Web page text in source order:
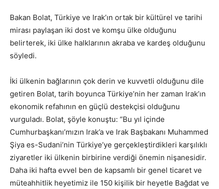
Bakan Bolat, Türkiye ve Irak’ın ortak bir kültürel ve tarihi
mirası paylaşan iki dost ve komşu ülke olduğunu
belirterek, iki ülke halklarının akraba ve kardeş olduğunu
söyledi.
İki ülkenin bağlarının çok derin ve kuvvetli olduğunu dile
getiren Bolat, tarih boyunca Türkiye’nin her zaman Irak’ın
ekonomik refahının en güçlü destekçisi olduğunu
vurguladı. Bolat, şöyle konuştu: “Bu yıl içinde
Cumhurbaşkanı’mızın Irak’a ve Irak Başbakanı Muhammed
Şiya es-Sudani’nin Türkiye’ye gerçekleştirdikleri karşılıklı
ziyaretler iki ülkenin birbirine verdiği önemin nişanesidir.
Daha iki hafta evvel ben de kapsamlı bir genel ticaret ve
müteahhitlik heyetimiz ile 150 kişilik bir heyetle Bağdat ve